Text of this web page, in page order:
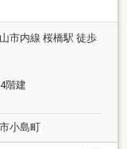
市内線 桜橋駅 徒歩
階建
小島町